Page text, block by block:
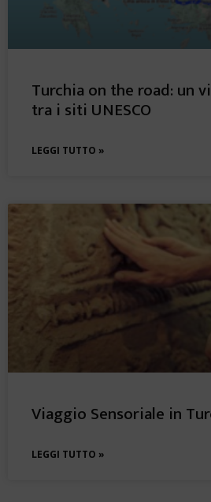
Turchia on the road: un
tra i siti UNESCO
LEGGI TUTTO »
Viaggio Sensoriale in
LEGGI TUTTO »